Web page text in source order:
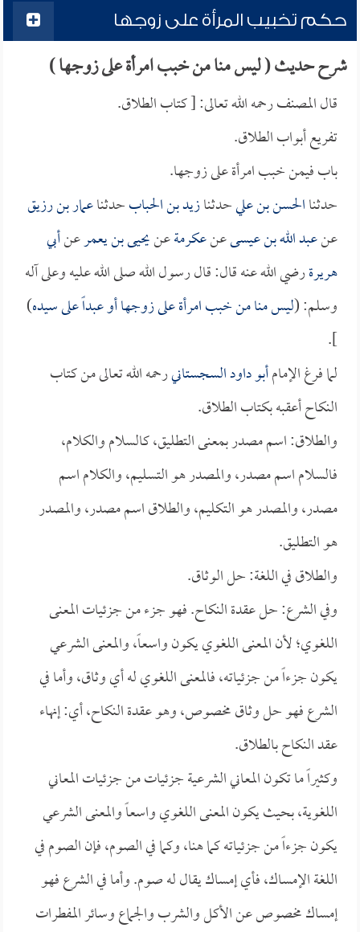
حكم تخبيب المرأة على زوجها
شرح حديث ( ليس منا من خبب امرأة على زوجها )
قال المصنف رحمه الله تعالى: [ كتاب الطلاق.
تفريع أبواب الطلاق.
باب فيمن خبب امرأة على زوجها.
حدثناالحسن بن عليحدثنازيد بن الحبابحدثناعمار بن رزيق
عنعبد الله بن عيسىعنعكرمةعنيحيى بن يعمرعنأبي
هريرةرضي الله عنه قال: قال رسول الله صلى الله عليه وعلى آله
وسلم: (ليس منا من خبب امرأة على زوجها أو عبداً على سيده)
].
لما فرغ الإمامأبو داود السجستانيرحمه الله تعالى من كتاب
النكاح أعقبه بكتاب الطلاق.
والطلاق: اسم مصدر بمعنى التطليق، كالسلام والكلام،
فالسلام اسم مصدر، والمصدر هو التسليم، والكلام اسم
مصدر، والمصدر هو التكليم، والطلاق اسم مصدر، والمصدر
هو التطليق.
والطلاق في اللغة: حل الوثاق.
وفي الشرع: حل عقدة النكاح. فهو جزء من جزئيات المعنى
اللغوي؛ لأن المعنى اللغوي يكون واسعاً، والمعنى الشرعي
يكون جزءاً من جزئياته، فالمعنى اللغوي له أي وثاق، وأما في
الشرع فهو حل وثاق مخصوص، وهو عقدة النكاح، أي: إنهاء
عقد النكاح بالطلاق.
وكثيراً ما تكون المعاني الشرعية جزئيات من جزئيات المعاني
اللغوية، بحيث يكون المعنى اللغوي واسعاً والمعنى الشرعي
يكون جزءاً من جزئياته كما هنا، وكما في الصوم، فإن الصوم في
اللغة الإمساك، فأي إمساك يقال له صوم. وأما في الشرع فهو
إمساك مخصوص عن الأكل والشرب والجماع وسائر المفطرات